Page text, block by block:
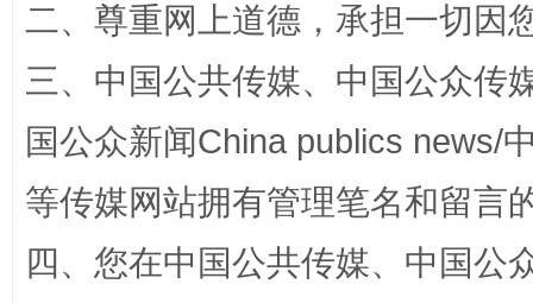
站台名比不上好声名
二、尊重网上道德，承担一切因
三、中国公共传媒、中国公众传
国公众新闻China publics news/
等传媒网站拥有管理笔名和留言
四、您在中国公共传媒、中国公